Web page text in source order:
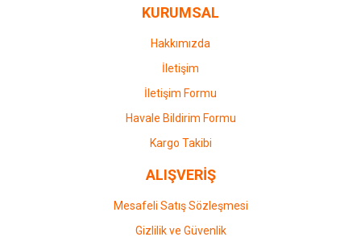
Ürün fiyatı diğer sitelerden daha pahalı.
Gönder
KURUMSAL
Hakkımızda
İletişim
İletişim Formu
Havale Bildirim Formu
Kargo Takibi
ALIŞVERİŞ
Mesafeli Satış Sözleşmesi
Gizlilik ve Güvenlik